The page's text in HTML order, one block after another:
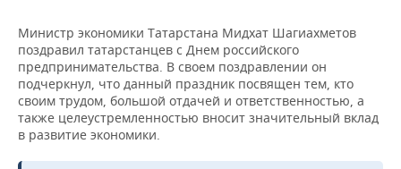
ОТКРЫТАЯ ЛЕКЦИЯ
БАСКЕТБОЛ
ВОЛЕЙБОЛ
КИБЕРСПОРТ
ИНФРАСТРУКТУРА
ИСТОРИЯ
КУЛЬТУРА
СПРАВОЧНИК
СПИСОК ПЕРСОН
СПИСОК КОМПАНИЙ
ПОЛНАЯ ВЕРСИЯ
Министр экономики Татарстана Мидхат Шагиахметов
поздравил татарстанцев с Днем российского
предпринимательства. В своем поздравлении он
подчеркнул, что данный праздник посвящен тем, кто
своим трудом, большой отдачей и ответственностью, а
также целеустремленностью вносит значительный вклад
в развитие экономики.